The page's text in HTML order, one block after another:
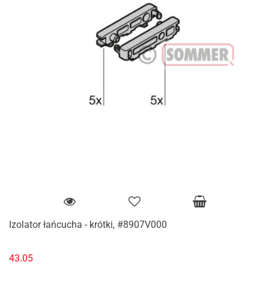
Izolator łańcucha - krótki, #8907V000
43.05